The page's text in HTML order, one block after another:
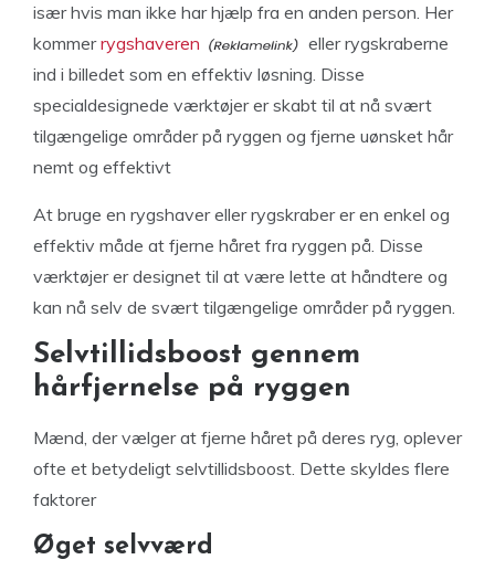
især hvis man ikke har hjælp fra en anden person. Her
kommerrygshaveren
eller rygskraberne
ind i billedet som en effektiv løsning. Disse
specialdesignede værktøjer er skabt til at nå svært
tilgængelige områder på ryggen og fjerne uønsket hår
nemt og effektivt
At bruge en rygshaver eller rygskraber er en enkel og
effektiv måde at fjerne håret fra ryggen på. Disse
værktøjer er designet til at være lette at håndtere og
kan nå selv de svært tilgængelige områder på ryggen.
Selvtillidsboost gennem
hårfjernelse på ryggen
Mænd, der vælger at fjerne håret på deres ryg, oplever
ofte et betydeligt selvtillidsboost. Dette skyldes flere
faktorer
Øget selvværd